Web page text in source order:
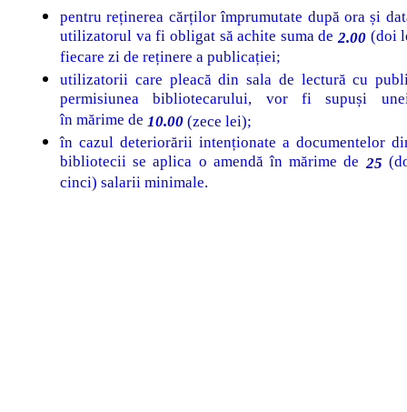
pentru reținerea cărților împrumutate după ora și
utilizatorul va fi obligat să achite suma de2.00 (doi
fiecare zi de reținere a publicației;
utilizatorii care pleacă din sala de lectură cu
permisiunea bibliotecarului, vor fi supuși
în mărime de 10.00 (zece lei);
în cazul deteriorării intenționate a documentelor
bibliotecii se aplica o amendă în mărime de 25
cinci) salarii minimale.